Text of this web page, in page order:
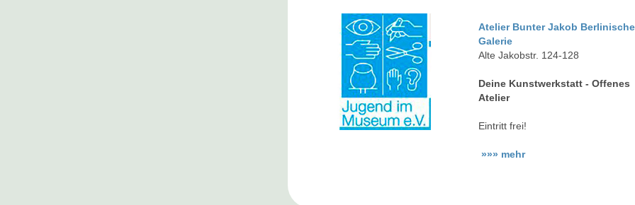
Atelier Bunter Jakob Berlinische
Galerie
Alte Jakobstr. 124-128
Deine Kunstwerkstatt - Offenes
Atelier
Eintritt frei!
»»» mehr